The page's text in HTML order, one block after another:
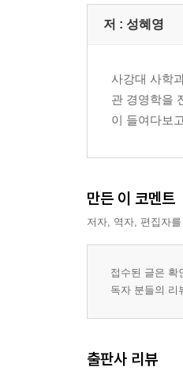
가끔은 주목받는
추억을 부탁해·
어머니가 차려
부치지 않은 편지
성숙하는 모든 것
번뇌의 파도를 타
말 달리자·마사 박
사랑한다는 말 대
커피, 그 일상의
저 : 성혜영
사강대 사학
관 경영학을
이 들여다보
만든 이 코멘트
저자, 역자, 편집자
접수된 글은 확
독자 분들의 리
출판사 리뷰